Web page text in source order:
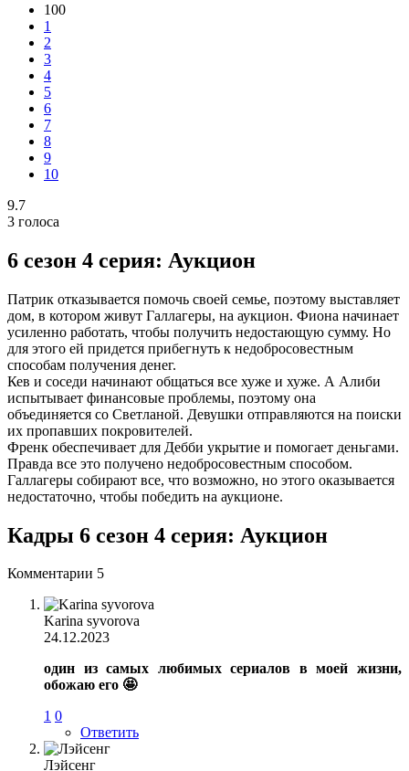
100
1
2
3
4
5
6
7
8
9
10
9.7
3 голоса
6 сезон 4 серия: Аукцион
Патрик отказывается помочь своей семье, поэтому выставляет
дом, в котором живут Галлагеры, на аукцион. Фиона начинает
усиленно работать, чтобы получить недостающую сумму. Но
для этого ей придется прибегнуть к недобросовестным
способам получения денег.
Кев и соседи начинают общаться все хуже и хуже. А Алиби
испытывает финансовые проблемы, поэтому она
объединяется со Светланой. Девушки отправляются на поиски
их пропавших покровителей.
Френк обеспечивает для Дебби укрытие и помогает деньгами.
Правда все это получено недобросовестным способом.
Галлагеры собирают все, что возможно, но этого оказывается
недостаточно, чтобы победить на аукционе.
Кадры 6 сезон 4 серия: Аукцион
Комментарии 5
Karina syvorova
24.12.2023
один из самых любимых сериалов в моей жизни,
обожаю его 🤩
1 0
Ответить
Лэйсенг